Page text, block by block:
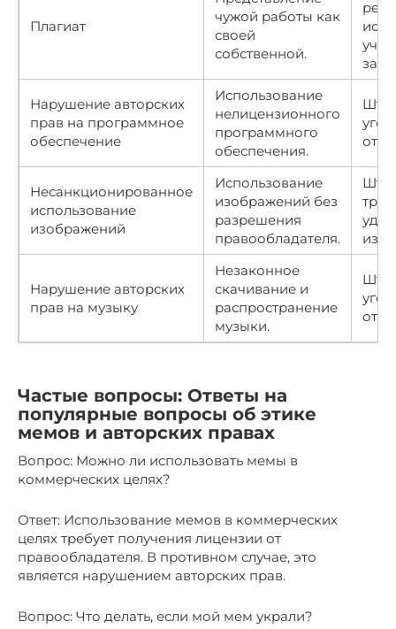
Плагиат
чужой работы как
своей
собственной.
Нарушение авторских
прав на программное
обеспечение
Использование
нелицензионного
программного
обеспечения.
Несанкционированное
использование
изображений
Использование
изображений без
разрешения
правообладателя.
Нарушение авторских
прав на музыку
Незаконное
скачивание и
распространение
музыки.
Частые вопросы: Ответы на
популярные вопросы об этике
мемов и авторских правах
Вопрос: Можно ли использовать мемы в
коммерческих целях?
Ответ: Использование мемов в коммерческих
целях требует получения лицензии от
правообладателя. В противном случае, это
является нарушением авторских прав.
Вопрос: Что делать, если мой мем украли?